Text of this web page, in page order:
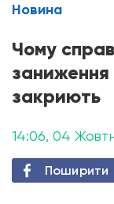
Новини
Новина
Чому
заниження
закриють
14:06, 04
Поширити